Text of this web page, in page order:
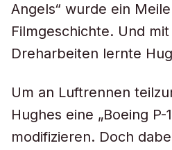
Angels“ wurde ein
Filmgeschichte. Und
Dreharbeiten lernte
Um an Luftrennen
Hughes eine „Boeing P-
modifizieren. Doch